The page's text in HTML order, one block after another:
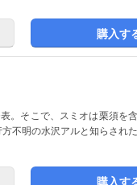
購入す
。そこで、スミオは栗須を
不明の水沢アルと知らされ
購入す